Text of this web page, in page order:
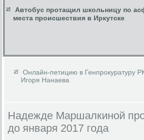
Автобус протащил школьницу по
места происшествия в Иркутске
Онлайн-петицию в Генпрокуратуру
Игоря Нанаева
Надежде Маршалкиной
до января 2017 года